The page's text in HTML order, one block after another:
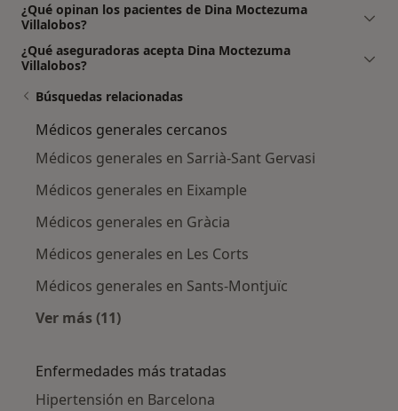
¿Qué opinan los pacientes de Dina Moctezuma
Villalobos?
¿Qué aseguradoras acepta Dina Moctezuma
Villalobos?
Búsquedas relacionadas
Médicos generales cercanos
Médicos generales en Sarrià-Sant Gervasi
Médicos generales en Eixample
Médicos generales en Gràcia
Médicos generales en Les Corts
Médicos generales en Sants-Montjuïc
Ver más (11)
Enfermedades más tratadas
Hipertensión en Barcelona